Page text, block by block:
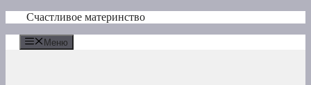
Перейти
содержимому
Счастливое материнство
Меню